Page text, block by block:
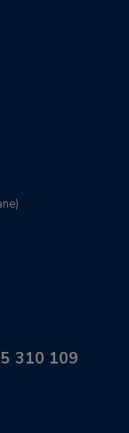
310 109